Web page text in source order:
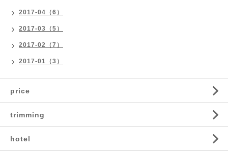
2017-04（6）
2017-03（5）
2017-02（7）
2017-01（3）
price
trimming
hotel